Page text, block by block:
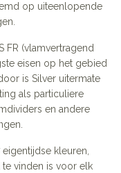
op uiteenlopende
FR (vlamvertragend
eisen op het gebied
is Silver uitermate
als particuliere
en andere
eigentijdse kleuren,
vinden is voor elk